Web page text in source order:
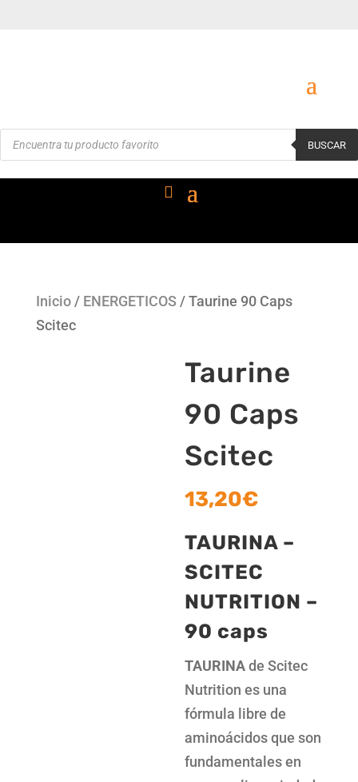
Búsqueda
de
productos
BUSCAR
Inicio/ ENERGETICOS/ Taurine 90 Caps
Scitec
Taurine
90 Caps
Scitec
13,20€
TAURINA –
SCITEC
NUTRITION –
90 caps
TAURINAde Scitec
Nutrition es una
fórmula libre de
aminoácidos que son
fundamentales en